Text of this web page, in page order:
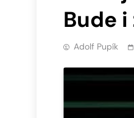
Bude
Adolf Pupík